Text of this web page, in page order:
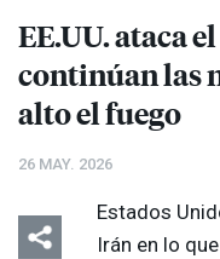
EE.UU. ataca
continúan las
alto el fuego
26 MAY. 2026
Estados
Irán en lo